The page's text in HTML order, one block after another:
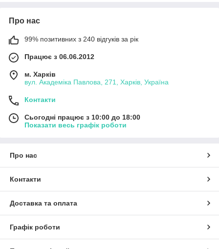
Про нас
99% позитивних з 240 відгуків за рік
Працює з 06.06.2012
м. Харків
вул. Академіка Павлова, 271, Харків, Україна
Контакти
Сьогодні працює з 10:00 до 18:00
Показати весь графік роботи
Про нас
Контакти
Доставка та оплата
Графік роботи